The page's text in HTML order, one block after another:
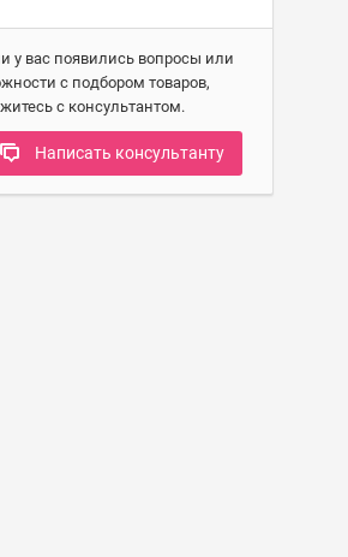
у вас появились вопросы или
с подбором товаров,
с консультантом.
Написать консультанту